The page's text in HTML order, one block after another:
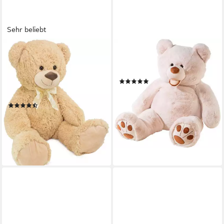
Sehr beliebt
BRUBAKER
Kuscheltier XXL Teddybär mit
Schleife (1-St), 100 cm
großer Teddy Bär, Stofftier
Plüschtier
(89)
29,99 € UVP39,99 €
-25%
lieferbar - in 2-3 Werktagen bei dir
Kuscheltier Superbär XL,
Made in Germany
(12)
137,27 € UVP 160,00 €
lieferbar - in 6-8 Werktagen bei dir